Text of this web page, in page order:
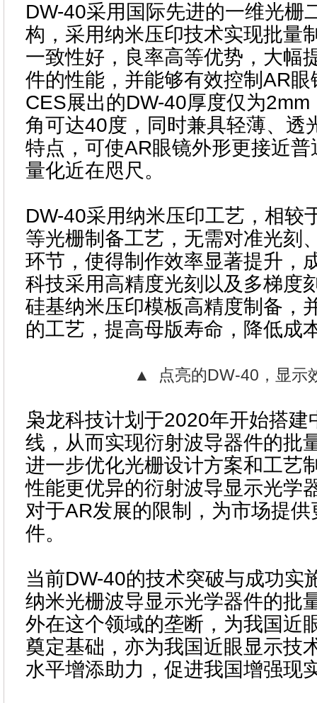
DW-40采用国际先进的一维光栅
构，采用纳米压印技术实现批量
一致性好，良率高等优势，大幅
件的性能，并能够有效控制AR
CES展出的DW-40厚度仅为
角可达40度，同时兼具轻薄、透
特点，可使AR眼镜外形更接近
量化近在咫尺。
DW-40采用纳米压印工艺，相较
等光栅制备工艺，无需对准光刻
环节，使得制作效率显著提升，
科技采用高精度光刻以及多梯度
硅基纳米压印模板高精度制备，
的工艺，提高母版寿命，降低成
▲ 点亮的DW-40，显示
枭龙科技计划于2020年开始搭建
线，从而实现衍射波导器件的批
进一步优化光栅设计方案和工艺
性能更优异的衍射波导显示光学
对于AR发展的限制，为市场提
件。
当前DW-40的技术突破与成功实
纳米光栅波导显示光学器件的批
外在这个领域的垄断，为我国近
奠定基础，亦为我国近眼显示技
水平增添助力，促进我国增强现